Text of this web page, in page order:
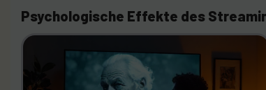
Psychologische Effekte des